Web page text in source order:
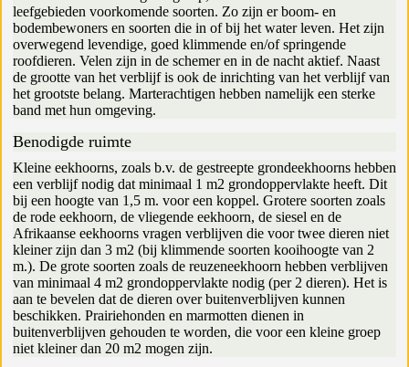
leefgebieden voorkomende soorten. Zo zijn er boom- en
bodembewoners en soorten die in of bij het water leven. Het zijn
overwegend levendige, goed klimmende en/of springende
roofdieren. Velen zijn in de schemer en in de nacht aktief. Naast
de grootte van het verblijf is ook de inrichting van het verblijf van
het grootste belang. Marterachtigen hebben namelijk een sterke
band met hun omgeving.
Benodigde ruimte
Kleine eekhoorns, zoals b.v. de gestreepte grondeekhoorns hebben
een verblijf nodig dat minimaal 1 m2 grondoppervlakte heeft. Dit
bij een hoogte van 1,5 m. voor een koppel. Grotere soorten zoals
de rode eekhoorn, de vliegende eekhoorn, de siesel en de
Afrikaanse eekhoorns vragen verblijven die voor twee dieren niet
kleiner zijn dan 3 m2 (bij klimmende soorten kooihoogte van 2
m.). De grote soorten zoals de reuzeneekhoorn hebben verblijven
van minimaal 4 m2 grondoppervlakte nodig (per 2 dieren). Het is
aan te bevelen dat de dieren over buitenverblijven kunnen
beschikken. Prairiehonden en marmotten dienen in
buitenverblijven gehouden te worden, die voor een kleine groep
niet kleiner dan 20 m2 mogen zijn.